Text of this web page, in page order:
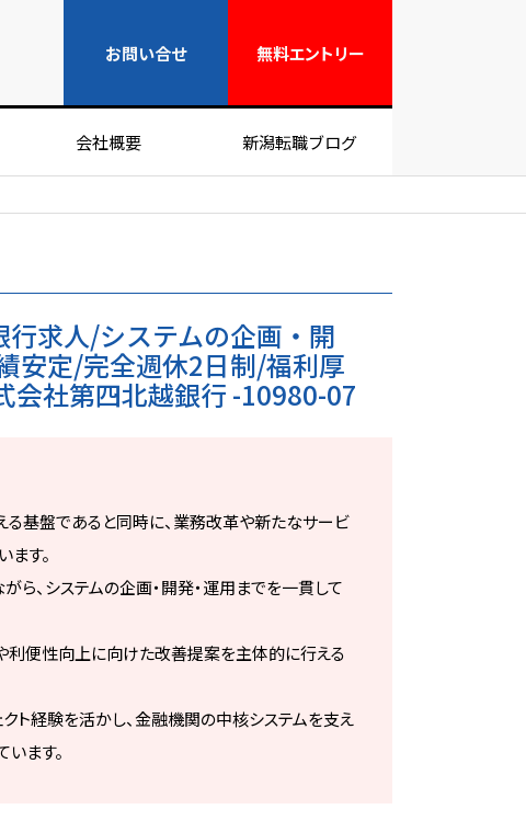
お問い合せ 無料エントリー
会社概要 新潟転職ブログ
行求人/システムの企画・開
安定/完全週休2日制/福利厚
会社第四北越銀行 -10980-07
る基盤であると同時に、業務改革や新たなサービ
す。
ら、システムの企画・開発・運用までを一貫して
利便性向上に向けた改善提案を主体的に行える
ト経験を活かし、金融機関の中核システムを支え
ます。